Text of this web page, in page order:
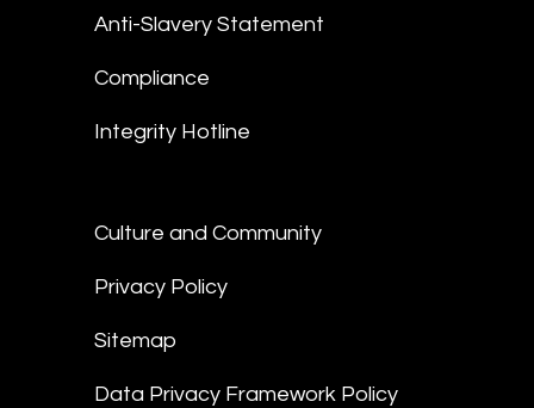
Anti-Slavery Statement
Compliance
Integrity Hotline
Culture and Community
Privacy Policy
Sitemap
Data Privacy Framework Policy